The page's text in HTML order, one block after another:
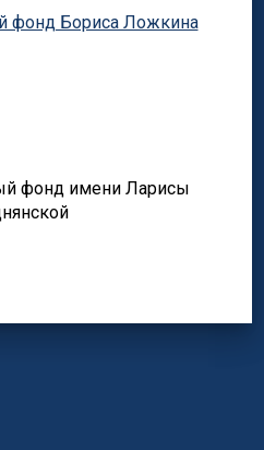
фонд Бориса Ложкина
фонд имени Ларисы